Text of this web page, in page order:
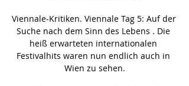
Viennale-Kritiken. Viennale Tag 5: Auf der
Suche nach dem Sinn des Lebens . Die
heiß erwarteten internationalen
Festivalhits waren nun endlich auch in
Wien zu sehen.